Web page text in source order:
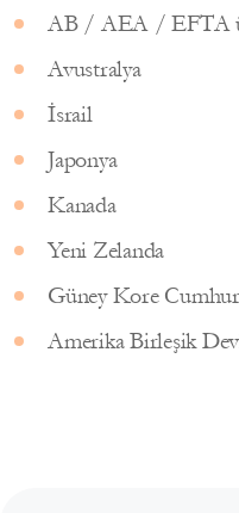
AB / AEA / EFTA
Avustralya
İsrail
Japonya
Kanada
Yeni Zelanda
Güney Kore
Amerika Birleşik